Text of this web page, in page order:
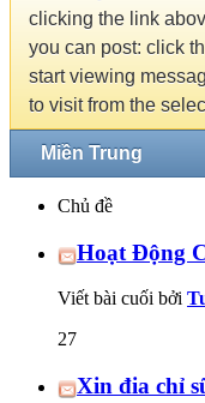
clicking the link
you can post: click
start viewing
to visit from the
Miền Trung
Chủ đề
Hoạt Động
Viết bài cuối bởi
27
Xin đia chỉ